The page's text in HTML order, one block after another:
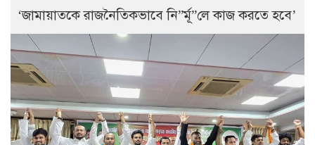
‘জামায়াতকে রাজনৈতিকভাবে নি”র্মূ”লে কাজ করতে হবে’